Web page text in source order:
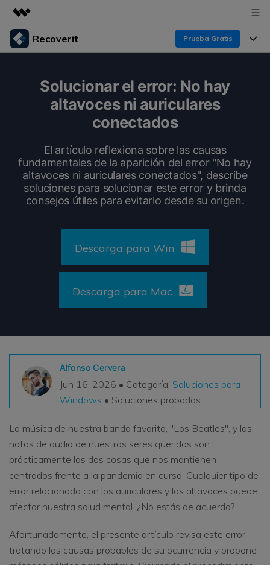
Productos destacados
Utilidades
Empresas
Sala de prensa
Tienda
Recoverit Prueba Gratis
Recoverit para Windows
Pruébalo Gratis
Recupera datos perdidos/eliminados gratis
Repairit - Reparar Datos
UBackit - Respaldar Datos
Funciones
Recuperar Medios Borrados
Soluciones de Recuperación Exclusivas Nuevo
Escenarios de Pérdida de Datos
Recursos
Por qué Recoverit
Experto en Recuperación de Datos
Temas Destacados
DESCARGAR Sign In
Solucionar el error: No hay
altavoces ni auriculares
conectados
El artículo reflexiona sobre las causas
fundamentales de la aparición del error "No hay
altavoces ni auriculares conectados", describe
soluciones para solucionar este error y brinda
consejos útiles para evitarlo desde su origen.
Descarga para Win
Descarga para Mac
Alfonso Cervera
Jun 16, 2026 • Categoría: Soluciones para
Windows • Soluciones probadas
La música de nuestra banda favorita, "Los Beatles", y las
notas de audio de nuestros seres queridos son
prácticamente las dos cosas que nos mantienen
centrados frente a la pandemia en curso. Cualquier tipo de
error relacionado con los auriculares y los altavoces puede
afectar nuestra salud mental. ¿No estás de acuerdo?
Afortunadamente, el presente artículo revisa este error
tratando las causas probables de su ocurrencia y propone